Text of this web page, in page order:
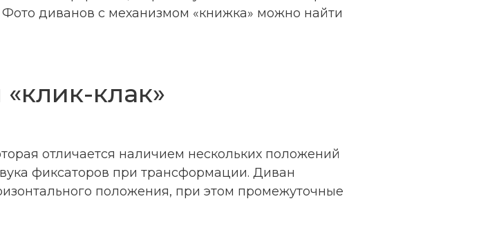
Фото диванов с механизмом «книжка» можно найти
клак»
отличается наличием нескольких положений
фиксаторов при трансформации. Диван
положения, при этом промежуточные